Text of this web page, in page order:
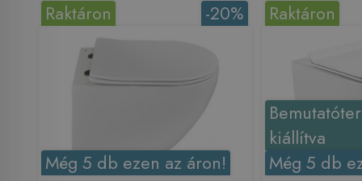
-20%
Raktáron
Még 5 db ezen az áron!
kiállítva
Még 5 db
Raktáron